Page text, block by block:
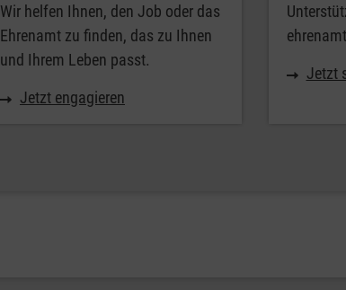
Wir helfen Ihnen, den Job oder das
Ehrenamt zu finden, das zu Ihnen
und Ihrem Leben passt.
Jetzt engagieren
Jetzt